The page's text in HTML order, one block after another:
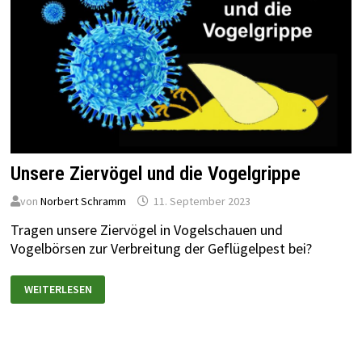
Unsere Ziervögel und die Vogelgrippe
von Norbert Schramm 11. September 2023
Tragen unsere Ziervögel in Vogelschauen und
Vogelbörsen zur Verbreitung der Geflügelpest bei?
WEITERLESEN